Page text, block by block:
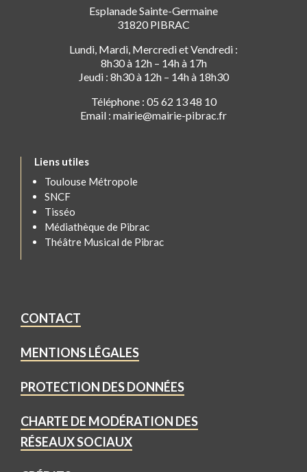
Esplanade Sainte-Germaine
31820 PIBRAC
Lundi, Mardi, Mercredi et Vendredi :
8h30 à 12h – 14h à 17h
Jeudi : 8h30 à 12h – 14h à 18h30
Téléphone : 05 62 13 48 10
Email : mairie@mairie-pibrac.fr
Liens utiles
Toulouse Métropole
SNCF
Tisséo
Médiathèque de Pibrac
Théâtre Musical de Pibrac
CONTACT
MENTIONS LÉGALES
PROTECTION DES DONNÉES
CHARTE DE MODÉRATION DES
RÉSEAUX SOCIAUX